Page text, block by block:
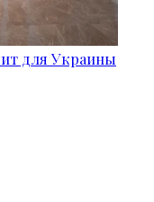
для Украины